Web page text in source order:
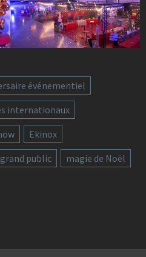
événementiel
internationaux
Ekinox
grand public
magie de Noël